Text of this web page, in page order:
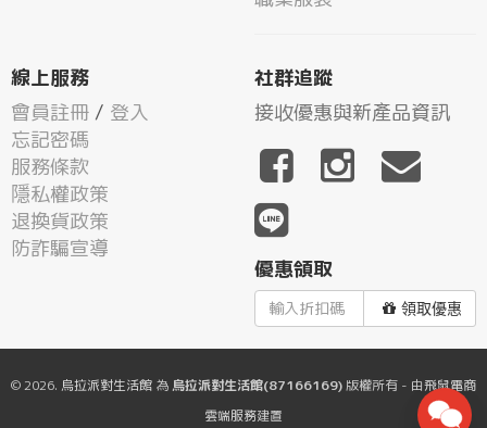
線上服務
會員註冊 / 登入
忘記密碼
服務條款
隱私權政策
退換貨政策
防詐騙宣導
社群追蹤
接收優惠與新產品資訊
優惠領取
領取優惠
© 2026. 烏拉派對生活館 為 烏拉派對生活館(87166169)版權所有 - 由飛鼠電商
雲端服務建置